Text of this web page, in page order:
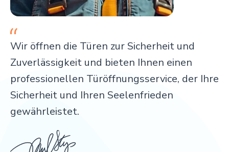
Wir öffnen die Türen zur Sicherheit und
Zuverlässigkeit und bieten Ihnen einen
professionellen Türöffnungsservice, der Ihre
Sicherheit und Ihren Seelenfrieden
gewährleistet.